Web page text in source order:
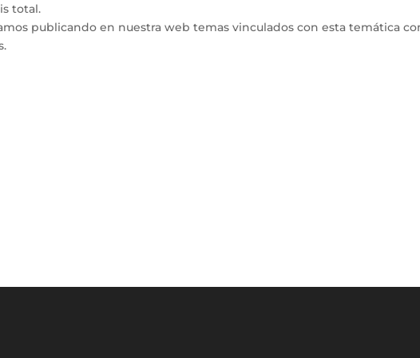
total.
publicando en nuestra web temas vinculados con esta temática